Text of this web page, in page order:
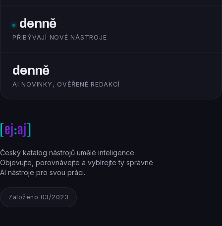
denně
PŘIBÝVAJÍ NOVÉ NÁSTROJE
denně
AI NOVINKY, OVĚŘENÉ REDAKCÍ
Český katalog nástrojů umělé inteligence.
Objevujte, porovnávejte a vybírejte ty správné
AI nástroje pro svou práci.
Založeno 03/2023